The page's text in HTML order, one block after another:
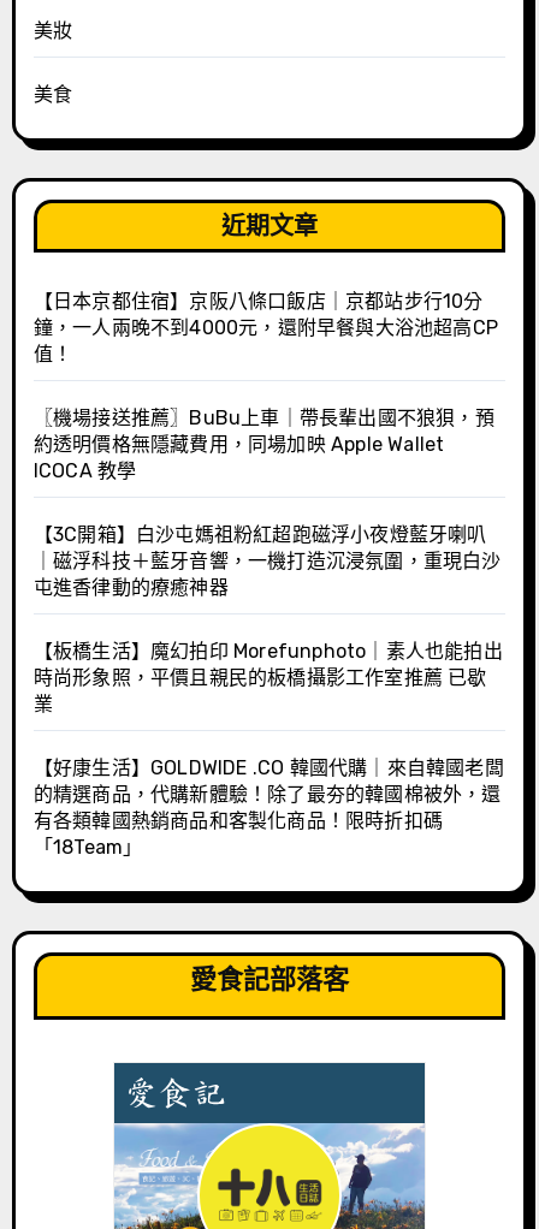
美妝
美食
近期文章
【日本京都住宿】京阪八條口飯店｜京都站步行10分
鐘，一人兩晚不到4000元，還附早餐與大浴池超高CP
值！
〖機場接送推薦〗BuBu上車｜帶長輩出國不狼狽，預
約透明價格無隱藏費用，同場加映 Apple Wallet
ICOCA 教學
【3C開箱】白沙屯媽祖粉紅超跑磁浮小夜燈藍牙喇叭
｜磁浮科技＋藍牙音響，一機打造沉浸氛圍，重現白沙
屯進香律動的療癒神器
【板橋生活】魔幻拍印 Morefunphoto｜素人也能拍出
時尚形象照，平價且親民的板橋攝影工作室推薦 已歇
業
【好康生活】GOLDWIDE .CO 韓國代購｜來自韓國老闆
的精選商品，代購新體驗！除了最夯的韓國棉被外，還
有各類韓國熱銷商品和客製化商品！限時折扣碼
「18Team」
愛食記部落客